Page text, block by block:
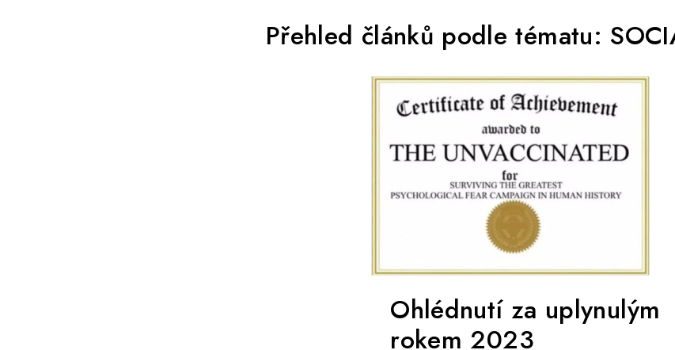
Přehled článků podle tématu:
Ohlédnutí za uplynulým
rokem 2023